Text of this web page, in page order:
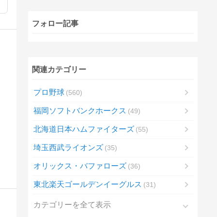
フォロー記事
関連カテゴリー
プロ野球 560
福岡ソフトバンクホークス 49
北海道日本ハムファイターズ 55
埼玉西武ライオンズ 35
オリックス・バファローズ 36
東北楽天ゴールデンイーグルス 31
カテゴリーを全て表示